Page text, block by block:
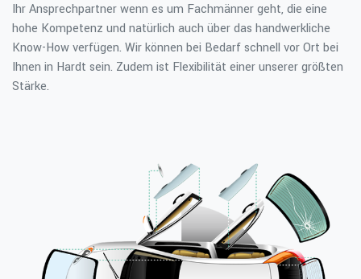
Ihr Ansprechpartner wenn es um Fachmänner geht, die eine
hohe Kompetenz und natürlich auch über das handwerkliche
Know-How verfügen. Wir können bei Bedarf schnell vor Ort bei
Ihnen in Hardt sein. Zudem ist Flexibilität einer unserer größten
Stärke.